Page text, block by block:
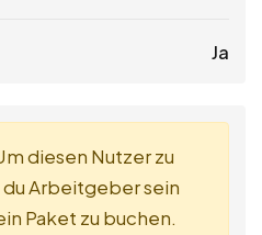
Ja
diesen Nutzer zu
Arbeitgeber sein
Paket zu buchen.